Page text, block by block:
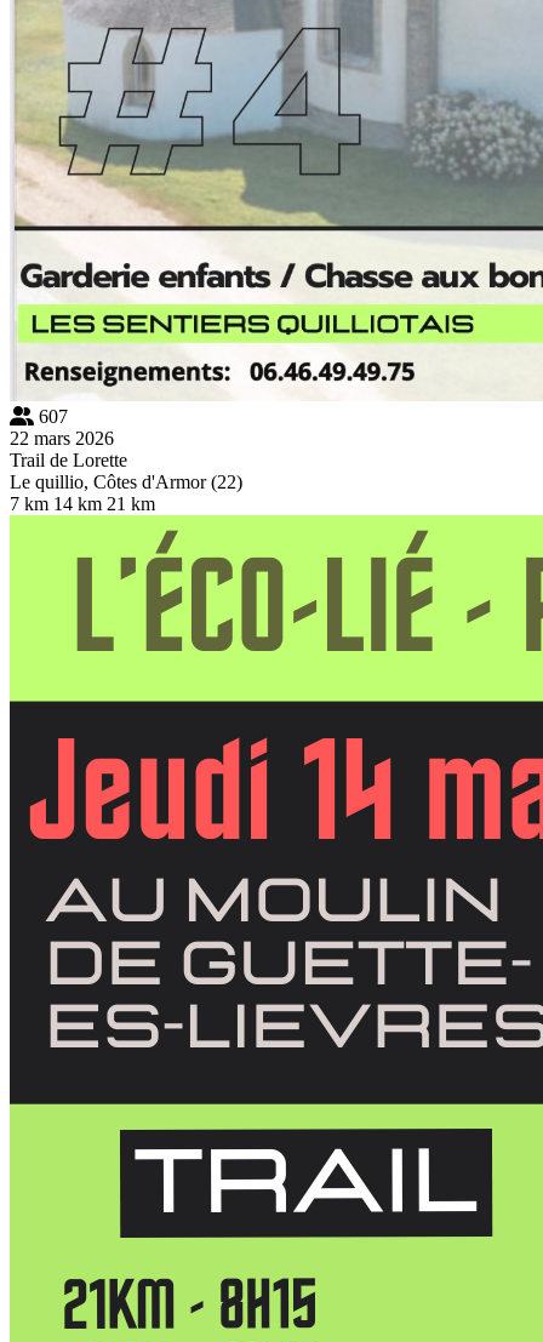
607
22 mars 2026
Trail de Lorette
Le quillio, Côtes d'Armor (22)
7 km 14 km 21 km